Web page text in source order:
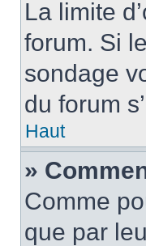
La limite
forum. Si
sondage
du forum
Haut
»
Comme
que par